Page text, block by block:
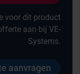
voor dit product
aan bij VE-
Systems.
aanvragen